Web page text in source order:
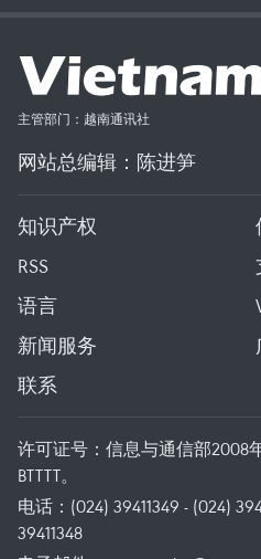
主管部门：越南通讯社
网站总编辑：陈进笋
知识产权
RSS
语言
新闻服务
联系
许可证号：信息与通信部2008
BTTTT。
电话：(024) 39411349 - (024)
39411348